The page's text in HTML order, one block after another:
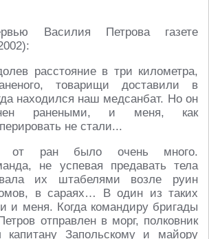
Василия Петрова газете
расстояние в три километра,
товарищи доставили в
находился наш медсанбат. Но он
ранеными, и меня, как
не стали...
от ран было очень много.
не успевая предавать тела
их штабелями возле руин
в сараях… В один из таких
и меня. Когда командиру бригады
отправлен в морг, полковник
капитану Запольскому и майору